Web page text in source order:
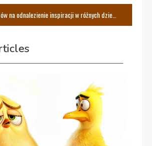
na odnalezienie inspiracji w różnych dziedzinach